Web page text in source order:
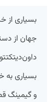
بسیاری از
جهان از
بسیاری
و گیمینگ